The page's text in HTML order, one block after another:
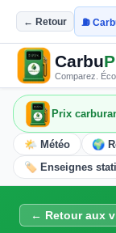
← Retour ⛽
Carbu
Comparez.
Prix
🌤️ Météo 🌍
🏷️ Enseignes
← Retour aux